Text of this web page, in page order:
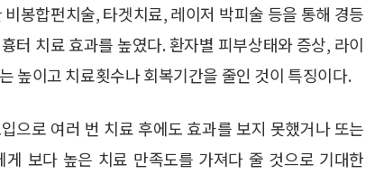
봉합펀치술, 타겟치료, 레이저 박피술 등을 통해 경등
터 치료 효과를 높였다. 환자별 피부상태와 증상, 라이
높이고 치료횟수나 회복기간을 줄인 것이 특징이다.
으로 여러 번 치료 후에도 효과를 보지 못했거나 또는
보다 높은 치료 만족도를 가져다 줄 것으로 기대한